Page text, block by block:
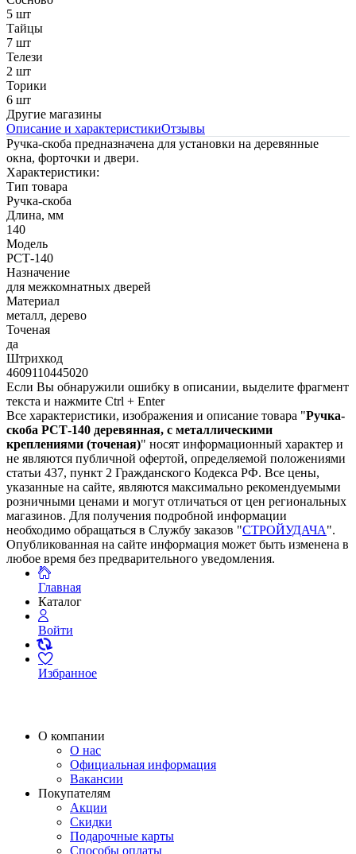
5 шт
Тайцы
7 шт
Телези
2 шт
Торики
6 шт
Другие магазины
Описание и характеристикиОтзывы
Ручка-скоба предназначена для установки на деревянные
окна, форточки и двери.
Характеристики:
Тип товара
Ручка-скоба
Длина, мм
140
Модель
РСТ-140
Назначение
для межкомнатных дверей
Материал
металл, дерево
Точеная
да
Штрихкод
4609110445020
Если Вы обнаружили ошибку в описании, выделите фрагмент
текста и нажмите Ctrl + Enter
Все характеристики, изображения и описание товара "Ручка-
скоба РСТ-140 деревянная, с металлическими
креплениями (точеная)" носят информационный характер и
не являются публичной офертой, определяемой положениями
статьи 437, пункт 2 Гражданского Кодекса РФ. Все цены,
указанные на сайте, являются максимально рекомендуемыми
розничными ценами и могут отличаться от цен региональных
магазинов. Для получения подробной информации
необходимо обращаться в Службу заказов "СТРОЙУДАЧА".
Опубликованная на сайте информация может быть изменена в
любое время без предварительного уведомления.
Главная
Каталог
Войти
Избранное
О компании
О нас
Официальная информация
Вакансии
Покупателям
Акции
Скидки
Подарочные карты
Способы оплаты